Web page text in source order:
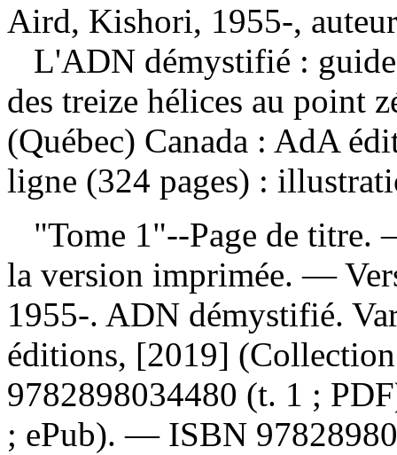
Aird, Kishori, 1955-, auteur
L'ADN démystifié :
des treize hélices au point
(Québec) Canada : AdA
ligne (324 pages) :
"Tome 1"--Page de titre.
la version imprimée. —
1955-. ADN démystifié.
éditions, [2019]
9782898034480 (t. 1 ;
; ePub). — ISBN